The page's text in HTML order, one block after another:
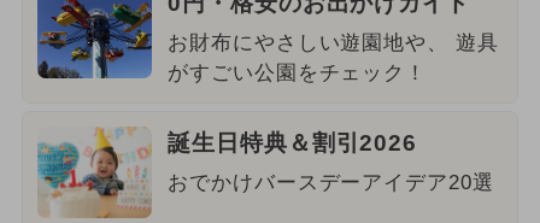
お財布にやさしい遊園地や、 遊具
がすごい公園をチェック！
誕生日特典＆割引2026
おでかけバースデーアイデア20選